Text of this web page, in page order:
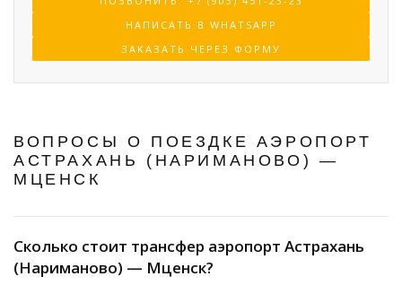
НАПИСАТЬ В WHATSAPP
ЗАКАЗАТЬ ЧЕРЕЗ ФОРМУ
ВОПРОСЫ О ПОЕЗДКЕ АЭРОПОРТ
АСТРАХАНЬ (НАРИМАНОВО) —
МЦЕНСК
Сколько стоит трансфер аэропорт Астрахань
(Нариманово) — Мценск?